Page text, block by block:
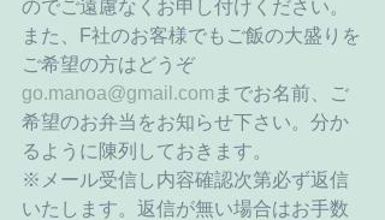
のでご遠慮なくお申し付けください。
また、F社のお客様でもご飯の大盛りを
ご希望の方はどうぞ
go.manoa@gmail.com までお名前、ご
希望のお弁当をお知らせ下さい。分か
るように陳列しておきます。
※メール受信し内容確認次第必ず返信
いたします。返信が無い場合はお手数